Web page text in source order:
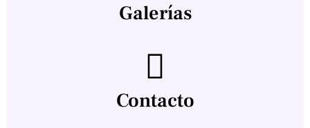
Galerías
Contacto